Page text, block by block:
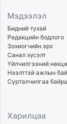
Мэдээлэл
Бидний тухай
Редакцийн бодлого
Зохиогчийн эрх
Санал хүсэлт
Үйлчилгээний
Нээлттэй ажлын
Сурталчилгаа
Харилцаа